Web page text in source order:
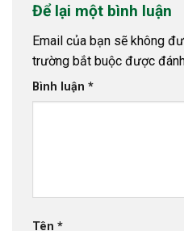
Để lại một bình luận
Email của bạn sẽ không
trường bắt buộc được
Bình luận *
Tên *